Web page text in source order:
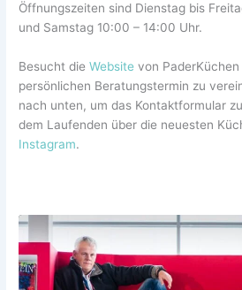
Öffnungszeiten sind Dienstag bis
und Samstag 10:00 – 14:00 Uhr.
Besucht dieWebsite von PaderKüchen
persönlichen Beratungstermin zu
nach unten, um das Kontaktformular
dem Laufenden über die neuesten
Instagram.